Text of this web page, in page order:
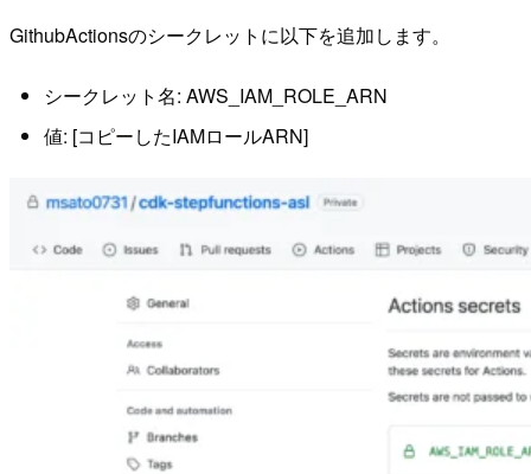
GithubActionsのシークレットに以下を追加します。
シークレット名: AWS_IAM_ROLE_ARN
値: [コピーしたIAMロールARN]